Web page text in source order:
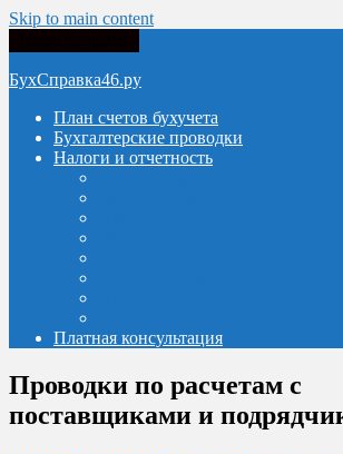
Skip to main content
БухСправка46.ру
План счетов бухучета
Бухгалтерские проводки
Налоги и отчетность
Платная консультация
Проводки по расчетам с
поставщиками и